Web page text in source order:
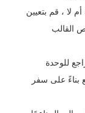
لا ، قم بتعيين
القالب
للوحدة
بناءً على سفر